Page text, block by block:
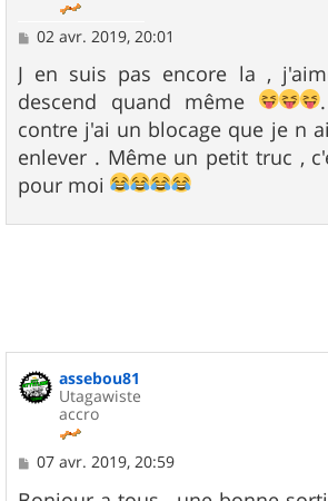
M
s
s
a
g
e
02 avr. 2019, 20:01
J en suis pas encore la ,
descend quand même
contre j'ai un blocage que je n
enlever . Même un petit truc ,
pour moi
assebou81
Utagawiste
accro
M
s
07 avr. 2019, 20:59